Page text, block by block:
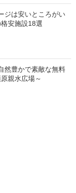
ジは安いところがい
安施設18選
然豊かで素敵な無料
親水広場～